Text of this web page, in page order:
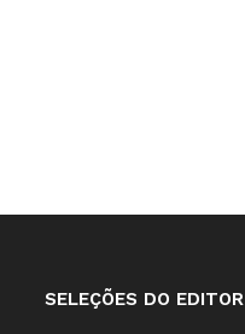
SELEÇÕES DO EDITOR